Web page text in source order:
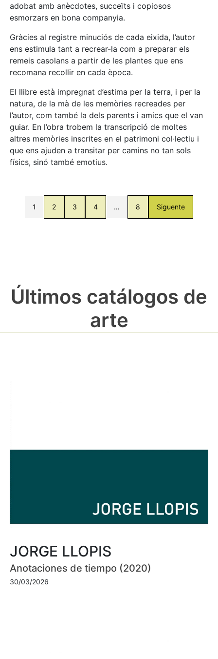
adobat amb anècdotes, succeïts i copiosos
esmorzars en bona companyia.
Gràcies al registre minuciós de cada eixida, l’autor
ens estimula tant a recrear-la com a preparar els
remeis casolans a partir de les plantes que ens
recomana recollir en cada època.
El llibre està impregnat d’estima per la terra, i per la
natura, de la mà de les memòries recreades per
l’autor, com també la dels parents i amics que el van
guiar. En l’obra trobem la transcripció de moltes
altres memòries inscrites en el patrimoni col·lectiu i
que ens ajuden a transitar per camins no tan sols
físics, sinó també emotius.
1 2 3 4 … 8 Siguente
Últimos catálogos de
arte
JORGE LLOPIS
Anotaciones de tiempo (2020)
30/03/2026